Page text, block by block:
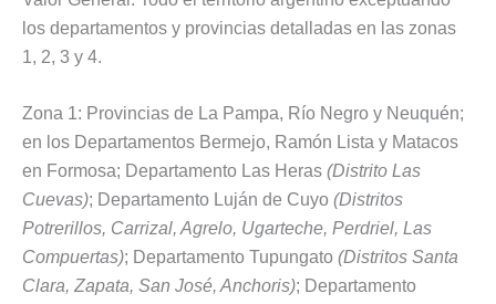
los departamentos y provincias detalladas en las zonas
1, 2, 3 y 4.
Zona 1: Provincias de La Pampa, Río Negro y Neuquén;
en los Departamentos Bermejo, Ramón Lista y Matacos
en Formosa; Departamento Las Heras (Distrito Las
Cuevas); Departamento Luján de Cuyo (Distritos
Potrerillos, Carrizal, Agrelo, Ugarteche, Perdriel, Las
Compuertas); Departamento Tupungato (Distritos Santa
Clara, Zapata, San José, Anchoris); Departamento